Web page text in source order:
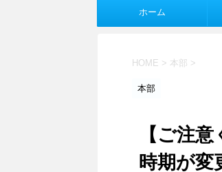
ホーム
HOME > 本部 >
本部
【ご注
時期が変